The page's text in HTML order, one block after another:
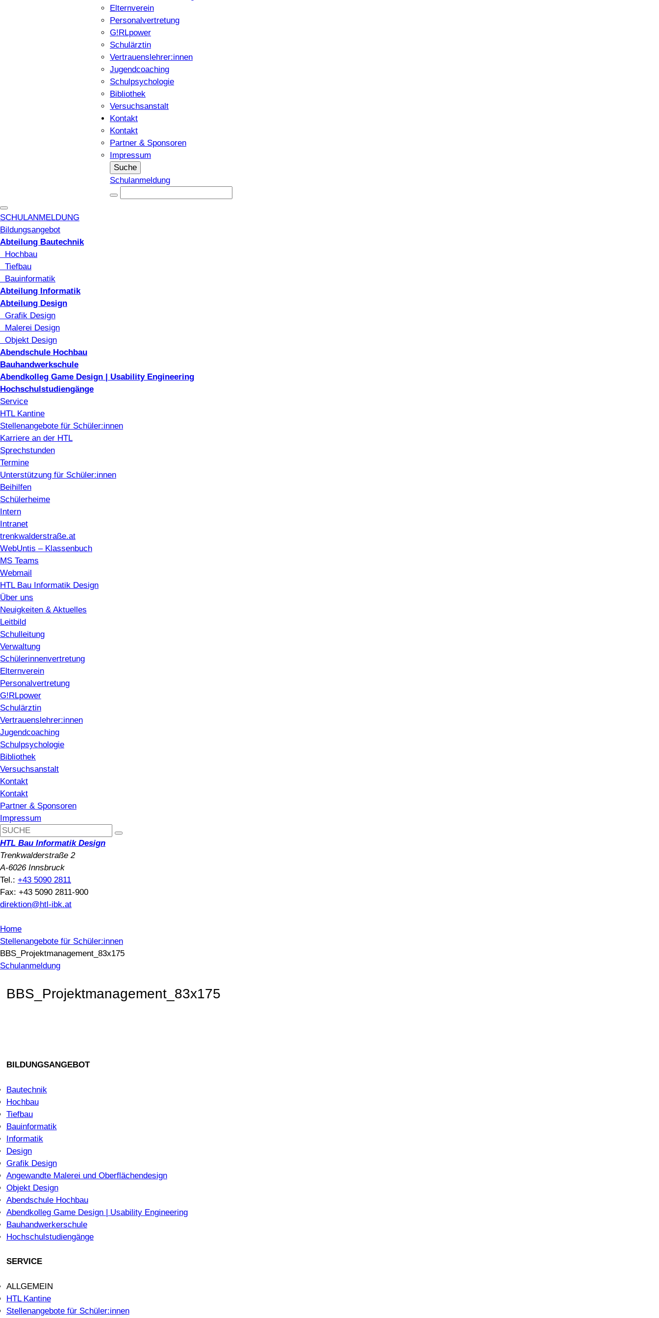
Elternverein
Personalvertretung
G!RLpower
Schulärztin
Vertrauenslehrer:innen
Jugendcoaching
Schulpsychologie
Bibliothek
Versuchsanstalt
Kontakt
Kontakt
Partner & Sponsoren
Impressum
Suche
Schulanmeldung
SCHULANMELDUNG
Bildungsangebot
Abteilung Bautechnik
Hochbau
Tiefbau
Bauinformatik
Abteilung Informatik
Abteilung Design
Grafik Design
Malerei Design
Objekt Design
Abendschule Hochbau
Bauhandwerkschule
Abendkolleg Game Design | Usability Engineering
Hochschulstudiengänge
Service
HTL Kantine
Stellenangebote für Schüler:innen
Karriere an der HTL
Sprechstunden
Termine
Unterstützung für Schüler:innen
Beihilfen
Schülerheime
Intern
Intranet
trenkwalderstraße.at
WebUntis – Klassenbuch
MS Teams
Webmail
HTL Bau Informatik Design
Über uns
Neuigkeiten & Aktuelles
Leitbild
Schulleitung
Verwaltung
Schülerinnenvertretung
Elternverein
Personalvertretung
G!RLpower
Schulärztin
Vertrauenslehrer:innen
Jugendcoaching
Schulpsychologie
Bibliothek
Versuchsanstalt
Kontakt
Kontakt
Partner & Sponsoren
Impressum
HTL Bau Informatik Design
Trenkwalderstraße 2
A-6026 Innsbruck
Tel.: +43 5090 2811
Fax: +43 5090 2811-900
direktion@htl-ibk.at
Home
Stellenangebote für Schüler:innen
BBS_Projektmanagement_83x175
Schulanmeldung
BBS_Projektmanagement_83x175
BILDUNGSANGEBOT
Bautechnik
Hochbau
Tiefbau
Bauinformatik
Informatik
Design
Grafik Design
Angewandte Malerei und Oberflächendesign
Objekt Design
Abendschule Hochbau
Abendkolleg Game Design | Usability Engineering
Bauhandwerkerschule
Hochschulstudiengänge
SERVICE
ALLGEMEIN
HTL Kantine
Stellenangebote für Schüler:innen